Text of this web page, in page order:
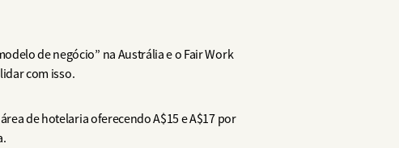
de negócio” na Austrália e o Fair Work
com isso.
de hotelaria oferecendo A$15 e A$17 por